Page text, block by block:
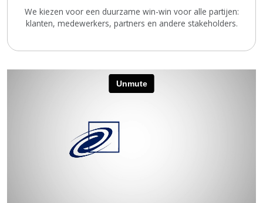
We kiezen voor een duurzame win-win voor alle partijen:
klanten, medewerkers, partners en andere stakeholders.